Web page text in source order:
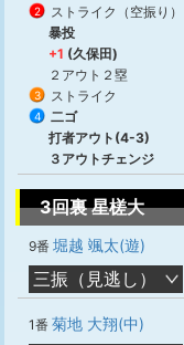
2 ストライク（空振り）
暴投
+1 (久保田)
２アウト２塁
3 ストライク
4
二ゴ
打者アウト(4-3)
３アウトチェンジ
3回裏 星槎大
9番 堀越 颯太(遊)
三振（見逃し）
1番 菊地 大翔(中)